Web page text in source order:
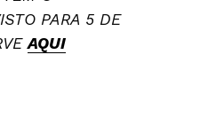
PARA 5 DE
AQUI